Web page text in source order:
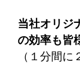
当社オリジ
の効率も皆
（１分間に